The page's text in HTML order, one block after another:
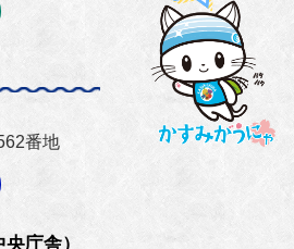
番地
庁舎）